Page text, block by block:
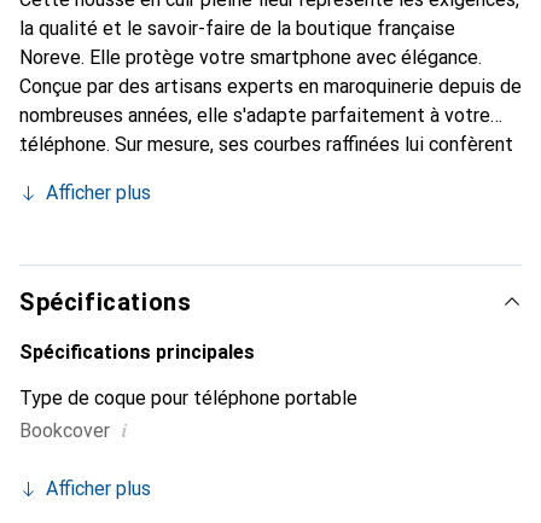
la qualité et le savoir-faire de la boutique française
Noreve. Elle protège votre smartphone avec élégance.
Conçue par des artisans experts en maroquinerie depuis de
nombreuses années, elle s'adapte parfaitement à votre
téléphone. Sur mesure, ses courbes raffinées lui confèrent
et indispensable de votre smartphone. Reconnaître
marque Noreve est un choix sûr pour une clientèle
exigeante.
Afficher plus
Spécifications
Spécifications principales
Type de coque pour téléphone portable
Bookcover i
Afficher plus